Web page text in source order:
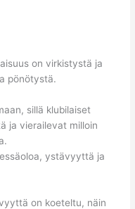
on virkistystä ja
pönötystä.
sillä klubilaiset
ja vierailevat milloin
ystävyyttä ja
on koeteltu, näin